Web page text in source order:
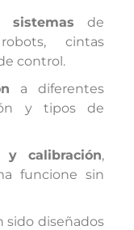
sistemas de
cintas
control.
a diferentes
y tipos de
y calibración,
funcione sin
sido diseñados